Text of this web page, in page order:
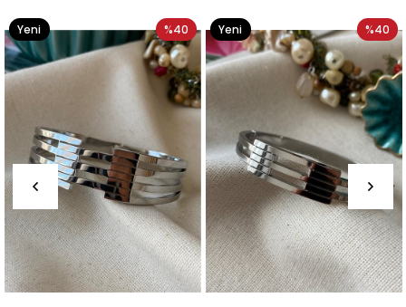
%40
Yeni
Ürün
%40
Yeni
Ürün